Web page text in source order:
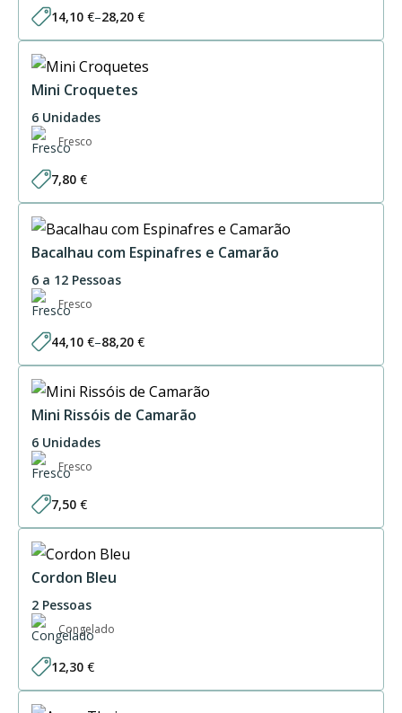
14,10 €–28,20 €
Price
range:
through
28,20 €
Mini Croquetes
6 Unidades
Fresco
7,80 €
Bacalhau com Espinafres e Camarão
6 a 12 Pessoas
Fresco
44,10 €–88,20 €
Price
range:
through
88,20 €
Mini Rissóis de Camarão
6 Unidades
Fresco
7,50 €
Cordon Bleu
2 Pessoas
Congelado
12,30 €